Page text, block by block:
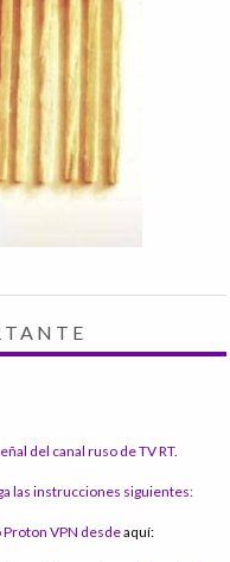
del canal ruso de TV RT.
las instrucciones siguientes:
VPN desdeaquí: